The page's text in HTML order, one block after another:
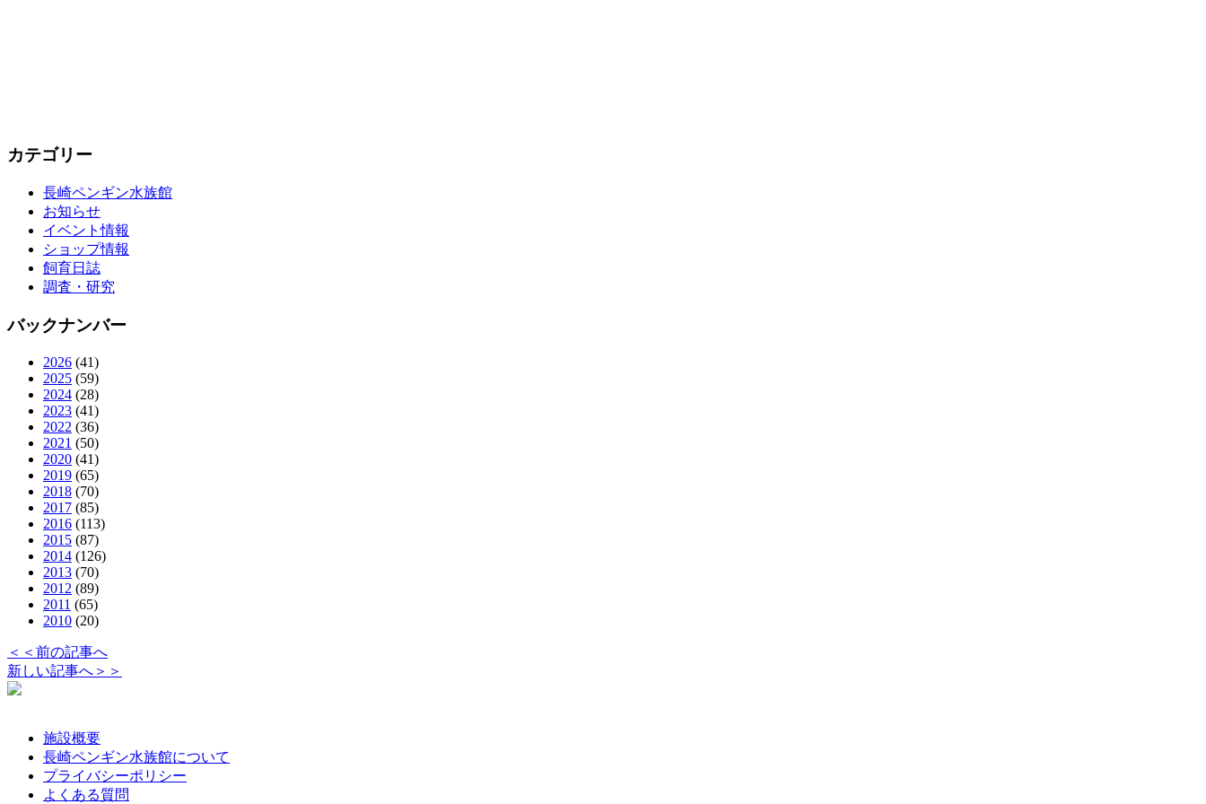
カテゴリー
長崎ペンギン水族館
お知らせ
イベント情報
ショップ情報
飼育日誌
調査・研究
バックナンバー
2026 (41)
2025 (59)
2024 (28)
2023 (41)
2022 (36)
2021 (50)
2020 (41)
2019 (65)
2018 (70)
2017 (85)
2016 (113)
2015 (87)
2014 (126)
2013 (70)
2012 (89)
2011 (65)
2010 (20)
＜＜前の記事へ
新しい記事へ＞＞
施設概要
長崎ペンギン水族館について
プライバシーポリシー
よくある質問